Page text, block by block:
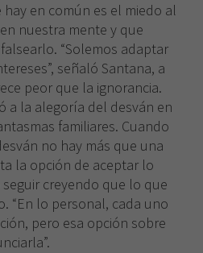
en común es el miedo al
nuestra mente y que
“Solemos adaptar
señaló Santana, a
peor que la ignorancia.
a la alegoría del desván en
familiares. Cuando
no hay más que una
la opción de aceptar lo
creyendo que lo que
“En lo personal, cada uno
pero esa opción sobre